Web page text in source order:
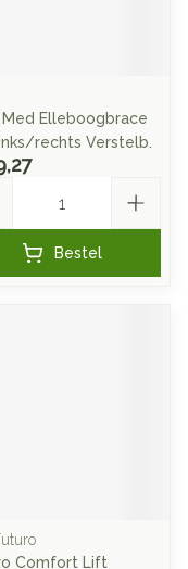
Med Elleboogbrace
rechts Verstelb.
Bestel
Comfort Lift